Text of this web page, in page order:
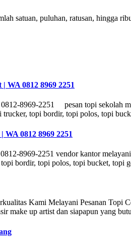
satuan, puluhan, ratusan, hingga
WA 0812 8969 2251
8969-2251 pesan topi sekolah
topi bordir, topi polos, topi
0812 8969 2251
8969-2251 vendor kantor
bordir, topi polos, topi bucket,
Kami Melayani Pesanan
make up artist dan siapapun yang